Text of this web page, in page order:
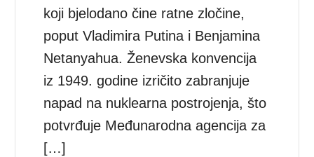
koji bjelodano čine ratne zločine,
poput Vladimira Putina i Benjamina
Netanyahua. Ženevska konvencija
iz 1949. godine izričito zabranjuje
napad na nuklearna postrojenja, što
potvrđuje Međunarodna agencija za
[…]